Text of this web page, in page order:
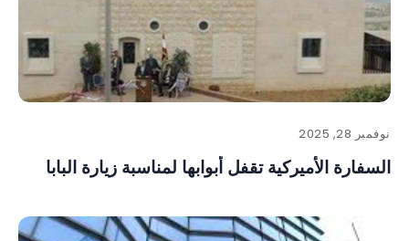
نوفمبر 28, 2025
السفارة الأميركية تقفل أبوابها لمناسبة زيارة البابا